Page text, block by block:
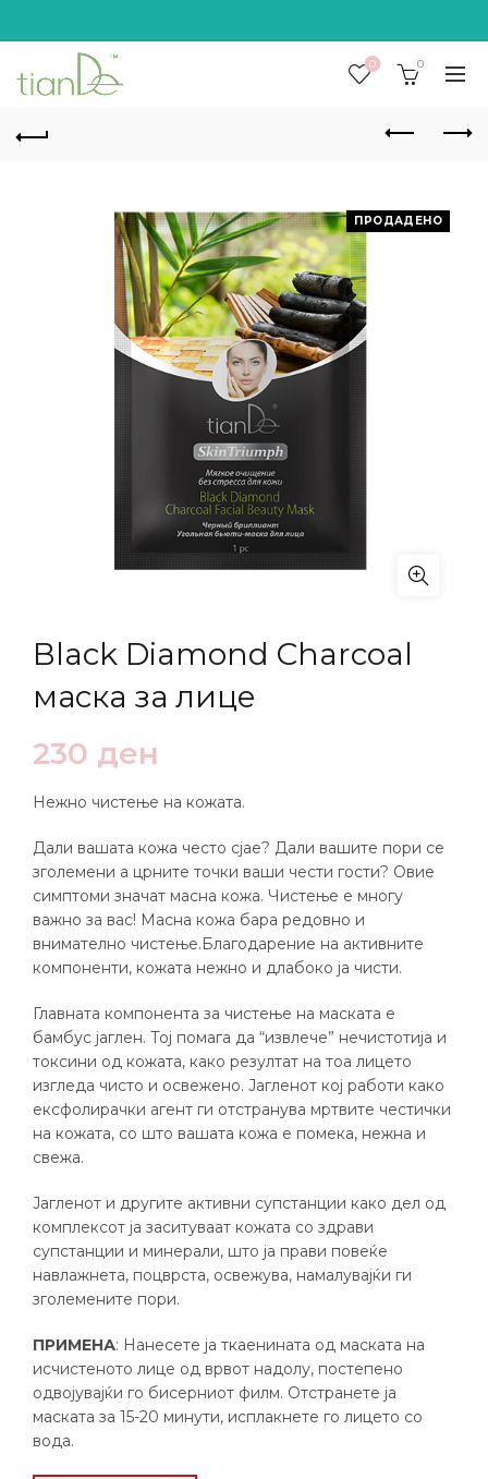
0 0
ПРОДАДЕНО
Black Diamond Charcoal
маска за лице
230 ден
Нежно чистење на кожата.
Дали вашата кожа често сјае? Дали вашите пори се
зголемени а црните точки ваши чести гости? Овие
симптоми значат масна кожа. Чистење е многу
важно за вас! Масна кожа бара редовно и
внимателно чистење.Благодарение на активните
компоненти, кожата нежно и длабоко ја чисти.
Главната компонента за чистење на маската е
бамбус јаглен. Тој помага да “извлече” нечистотија и
токсини од кожата, како резултат на тоа лицето
изгледа чисто и освежено. Јагленот кој работи како
ексфолирачки агент ги отстранува мртвите честички
на кожата, со што вашата кожа е помека, нежна и
свежа.
Јагленот и другите активни супстанции како дел од
комплексот ја заситуваат кожата со здрави
супстанции и минерали, што ја прави повеќе
навлажнета, поцврста, освежува, намалувајќи ги
зголемените пори.
ПРИМЕНА: Нанесете ја ткаенината од маската на
исчистеното лице од врвот надолу, постепено
одвојувајќи го бисерниот филм. Отстранете ја
маската за 15-20 минути, исплакнете го лицето со
вода.